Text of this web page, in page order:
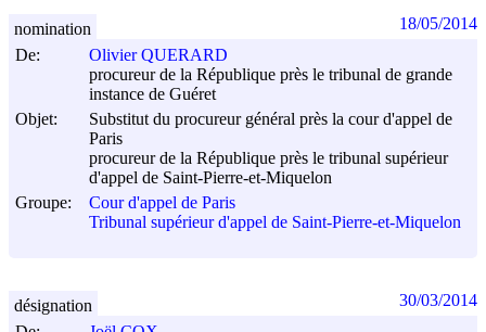
De:
Olivier QUERARD
procureur de la République près le tribunal de grande
instance de Guéret
Objet:
Substitut du procureur général près la cour d'appel de
Paris
procureur de la République près le tribunal supérieur
d'appel de Saint-Pierre-et-Miquelon
Groupe:
Cour d'appel de Paris
Tribunal supérieur d'appel de Saint-Pierre-et-Miquelon
nomination 18/05/2014
désignation 30/03/2014